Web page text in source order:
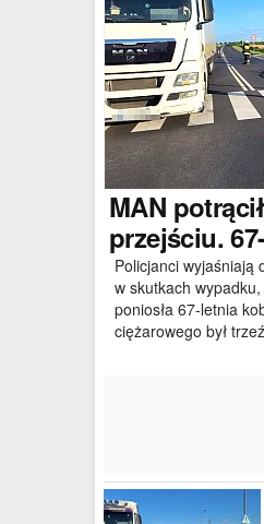
MAN
przejściu.
Policjanci wyjaśniają
w skutkach
poniosła 67-letnia
ciężarowego był